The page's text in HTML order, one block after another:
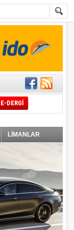
E-DERGİ
LİMANLAR